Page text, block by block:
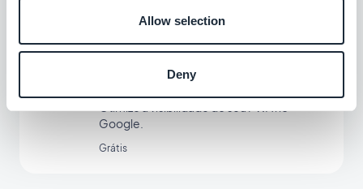
Allow selection
Deny
Google.
Grátis